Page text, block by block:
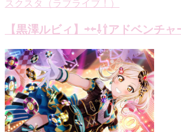
スクスタ（ラブライブ！）
【黒澤ルビィ】⇨⇦⇩⇧アドベンチャ